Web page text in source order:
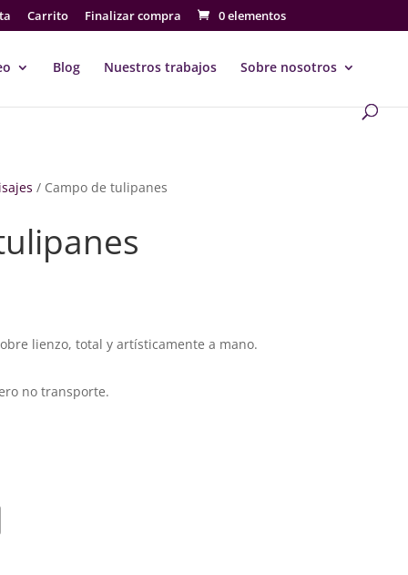
Carrito Finalizar compra 0 elementos
Blog Nuestros trabajos Sobre nosotros
/ Campo de tulipanes
lienzo, total y artísticamente a mano.
no transporte.